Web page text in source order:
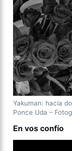
Yakuman: hacia
Ponce Uda –
En vos confío